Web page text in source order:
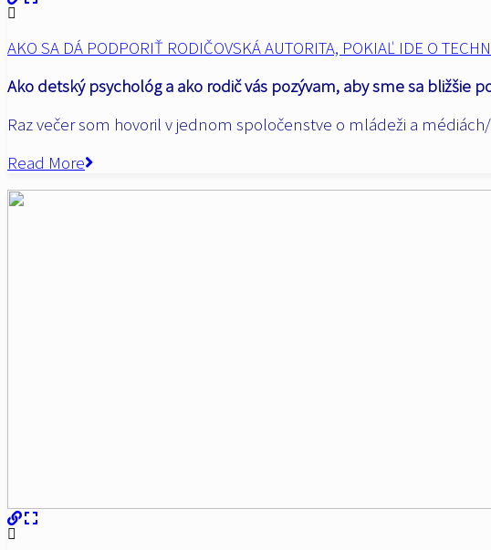
AKO SA DÁ PODPORIŤ RODIČOVSKÁ AUTORITA, POKIAĽ IDE O
Ako detský psychológ a ako rodič vás pozývam, aby sme sa
Raz večer som hovoril v jednom spoločenstve o mládeži a
Read More